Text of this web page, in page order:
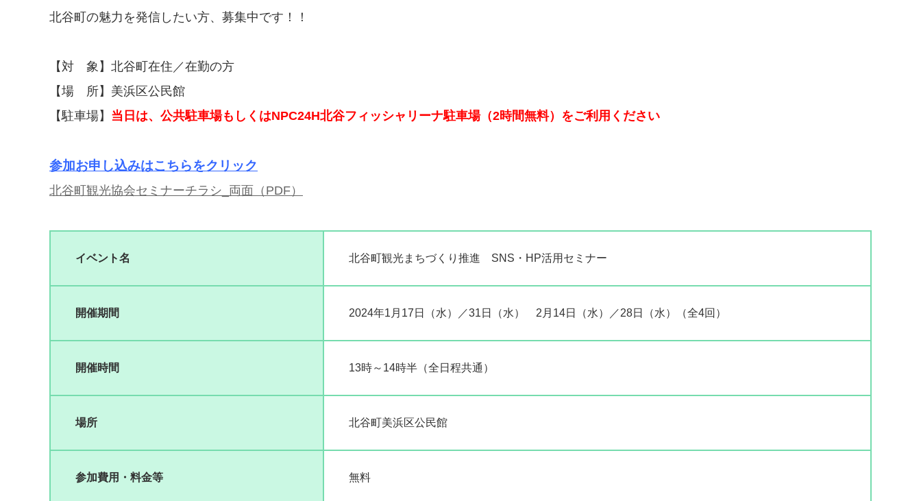
北谷町の魅力を発信したい方、募集中です！！
【対 象】 北谷町在住／在勤の方
【場 所】美浜区公民館
【駐車場】 当日は、公共駐車場もしくはNPC24H北谷フィッシャリーナ駐車場（2時間無料）をご利用ください
参加お申し込みはこちらをクリック
北谷町観光協会セミナーチラシ_両面（PDF）
イベント名 北谷町観光まちづくり推進 SNS・HP活用セミナー
開催期間 2024年1月17日（水）／31日（水） 2月14日（水）／28日（水）（全4回）
開催時間 13時～14時半（全日程共通）
場所 北谷町美浜区公民館
参加費用・料金等 無料